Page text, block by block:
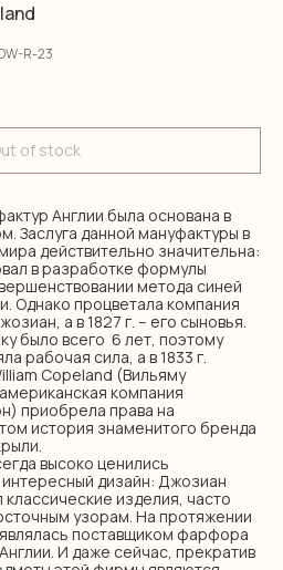
R-23
of stock
Англии была основана в
Заслуга данной мануфактуры в
действительно значительна:
в разработке формулы
метода синей
Однако процветала компания
а в 1827 г. – его сыновья.
было всего 6 лет, поэтому
рабочая сила, а в 1833 г.
Copeland (Вильяму
компания
приобрела права на
история знаменитого бренда
высоко ценились
дизайн: Джозиан
изделия, часто
узорам. На протяжении
поставщиком фарфора
И даже сейчас, прекратив